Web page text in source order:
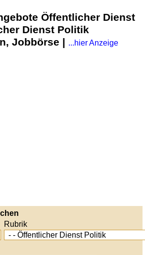
Öffentlicher Dienst
Dienst Politik
Jobbörse | ...hier Anzeige
Rubrik